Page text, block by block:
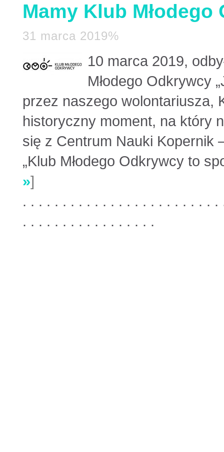
Mamy Klub Młodego
31 marca 2019%
10 marca 2019,
Młodego Odkrywcy
przez naszego wolontariusza,
historyczny moment, na który
się z Centrum Nauki Kopernik
„Klub Młodego Odkrywcy to
»]
. . . . . . . . . . . . . . . . . . . . . . . .
. . . . . . . . . . . . . . . . .